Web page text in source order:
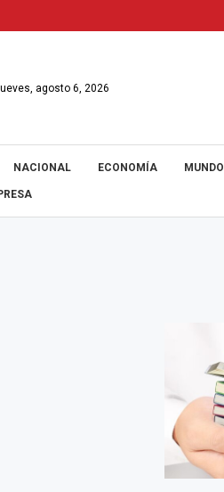
agosto 6, 2026
NACIONAL ECONOMÍA MUNDO